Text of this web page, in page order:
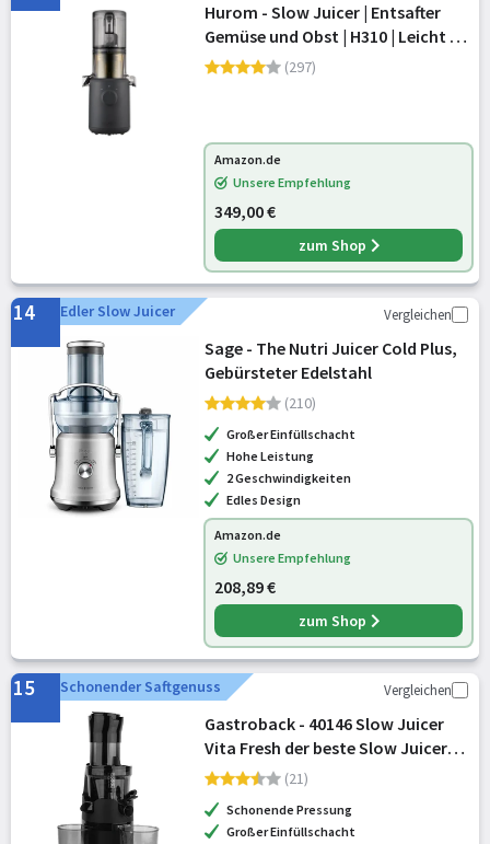
Hurom - Slow Juicer | Entsafter
Gemüse und Obst | H310 | Leicht zu
Reinigen & Leiser Motor
(297)
Amazon.de
Unsere Empfehlung
349,00 €
zum Shop
14 Edler Slow Juicer Vergleichen
Sage - The Nutri Juicer Cold Plus,
Gebürsteter Edelstahl
(210)
Großer Einfüllschacht
Hohe Leistung
2 Geschwindigkeiten
Edles Design
Amazon.de
Unsere Empfehlung
208,89 €
zum Shop
15 Schonender Saftgenuss Vergleichen
Gastroback - 40146 Slow Juicer
Vita Fresh der beste Slow Juicer
für Cold Press Saft, Schwarz
(21)
Schonende Pressung
Großer Einfüllschacht